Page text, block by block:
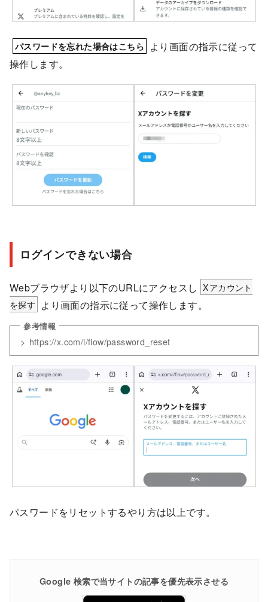
パスワードを忘れた場合はこちら より画面の指示に従って
操作します。
ログインできない場合
Webブラウザより以下のURLにアクセスし Xアカウント
を探す より画面の指示に従って操作します。
https://x.com/i/flow/password_reset
パスワードをリセットするやり方は以上です。
Google 検索で当サイトの記事を優先表示させる